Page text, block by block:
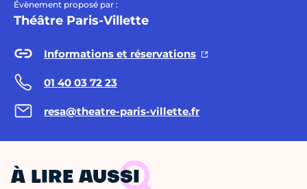
Évènement proposé par :
Théâtre Paris-Villette
Informations et réservations
01 40 03 72 23
resa@theatre-paris-villette.fr
À LIRE AUSSI